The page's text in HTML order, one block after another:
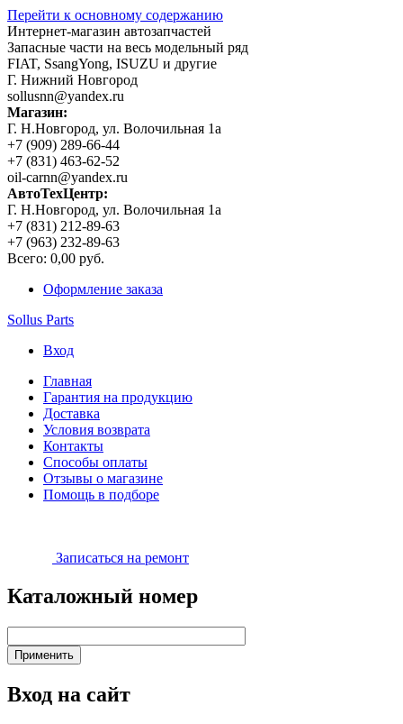
Перейти к основному содержанию
Интернет-магазин автозапчастей
Запасные части на весь модельный ряд
FIAT, SsangYong, ISUZU и другие
Г. Нижний Новгород
sollusnn@yandex.ru
Магазин:
Г. Н.Новгород, ул. Волочильная 1а
+7 (909) 289-66-44
+7 (831) 463-62-52
oil-carnn@yandex.ru
АвтоТехЦентр:
Г. Н.Новгород, ул. Волочильная 1а
+7 (831) 212-89-63
+7 (963) 232-89-63
Всего: 0,00 руб.
Оформление заказа
Sollus Parts
Вход
Главная
Гарантия на продукцию
Доставка
Условия возврата
Контакты
Способы оплаты
Отзывы о магазине
Помощь в подборе
Записаться на ремонт
Каталожный номер
Вход на сайт